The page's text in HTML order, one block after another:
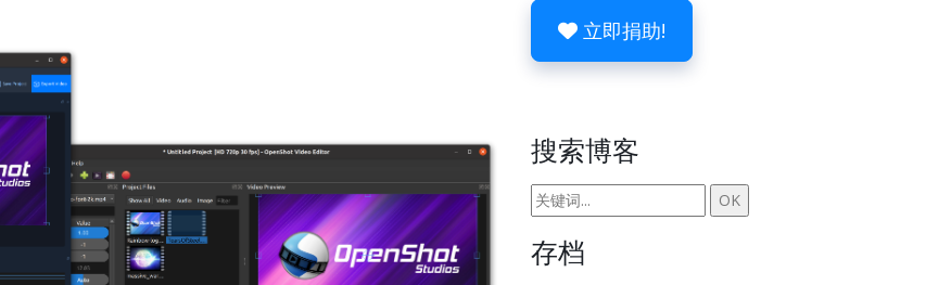
立即捐助!
搜索博客
存档